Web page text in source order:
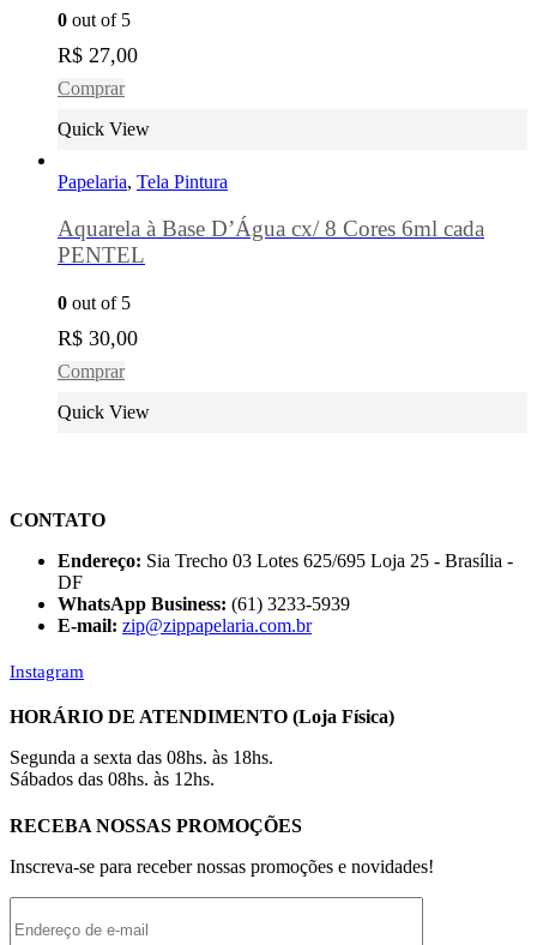
0 out of 5
R$ 27,00
Comprar
Quick View
Papelaria, Tela Pintura
Aquarela à Base D’Água cx/ 8 Cores 6ml cada
PENTEL
0 out of 5
R$ 30,00
Comprar
Quick View
CONTATO
Endereço: Sia Trecho 03 Lotes 625/695 Loja 25 - Brasília -
DF
WhatsApp Business: (61) 3233-5939
E-mail: zip@zippapelaria.com.br
Instagram
HORÁRIO DE ATENDIMENTO (Loja Física)
Segunda a sexta das 08hs. às 18hs.
Sábados das 08hs. às 12hs.
RECEBA NOSSAS PROMOÇÕES
Inscreva-se para receber nossas promoções e novidades!